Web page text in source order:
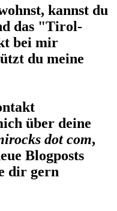
kannst du
das "Tirol-
bei mir
du meine
über deine
dot com,
Blogposts
dir gern